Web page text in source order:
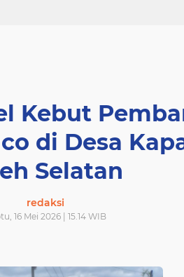
Kebut
di Desa
Selatan
redaksi
16 Mei 2026 | 15.14 WIB